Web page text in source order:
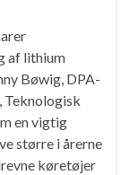
af lithium
Bøwig, DPA-
Teknologisk
en vigtig
større i årerne
køretøjer